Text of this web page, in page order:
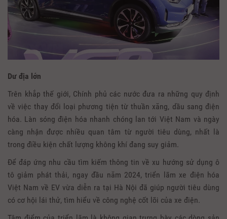
Dư địa lớn
Trên khắp thế giới, Chính phủ các nước đưa ra những quy định
về việc thay đổi loại phương tiện từ thuần xăng, dầu sang điện
hóa. Làn sóng điện hóa nhanh chóng lan tới Việt Nam và ngày
càng nhận được nhiều quan tâm từ người tiêu dùng, nhất là
trong điều kiện chất lượng không khí đang suy giảm.
Để đáp ứng nhu cầu tìm kiếm thông tin về xu hướng sử dụng ô
tô giảm phát thải, ngay đầu năm 2024, triển lãm xe điện hóa
Việt Nam về EV vừa diễn ra tại Hà Nội đã giúp người tiêu dùng
có cơ hội lái thử, tìm hiểu về công nghệ cốt lõi của xe điện.